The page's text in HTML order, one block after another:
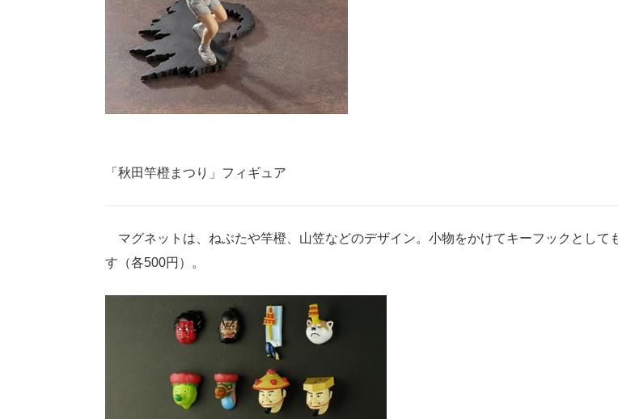
「秋田竿橙まつり」フィギュア
マグネットは、ねぶたや竿橙、山笠などのデザイン。小物をかけてキーフックとして
す（各500円）。